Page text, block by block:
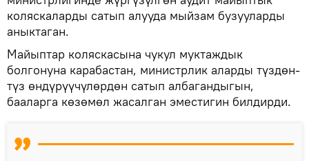
коляскаларды сатып алууда мыйзам бузууларды
аныктаган.
Майыптар коляскасына чукул муктаждык
болгонуна карабастан, министрлик аларды түздөн-
түз өндүрүүчүлөрдөн сатып албагандыгын,
бааларга көзөмөл жасалган эместигин билдирди.